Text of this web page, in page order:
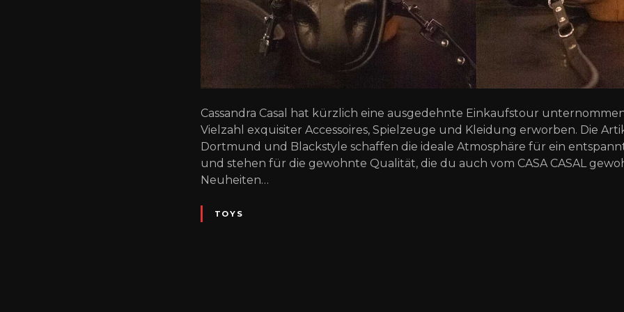
Cassandra Casal hat kürzlich eine ausgedehnte Einkaufstour
Vielzahl exquisiter Accessoires, Spielzeuge und Kleidung erworben. Die
Dortmund und Blackstyle schaffen die ideale Atmosphäre für ein
und stehen für die gewohnte Qualität, die du auch vom CASA CASAL
Neuheiten…
TOYS